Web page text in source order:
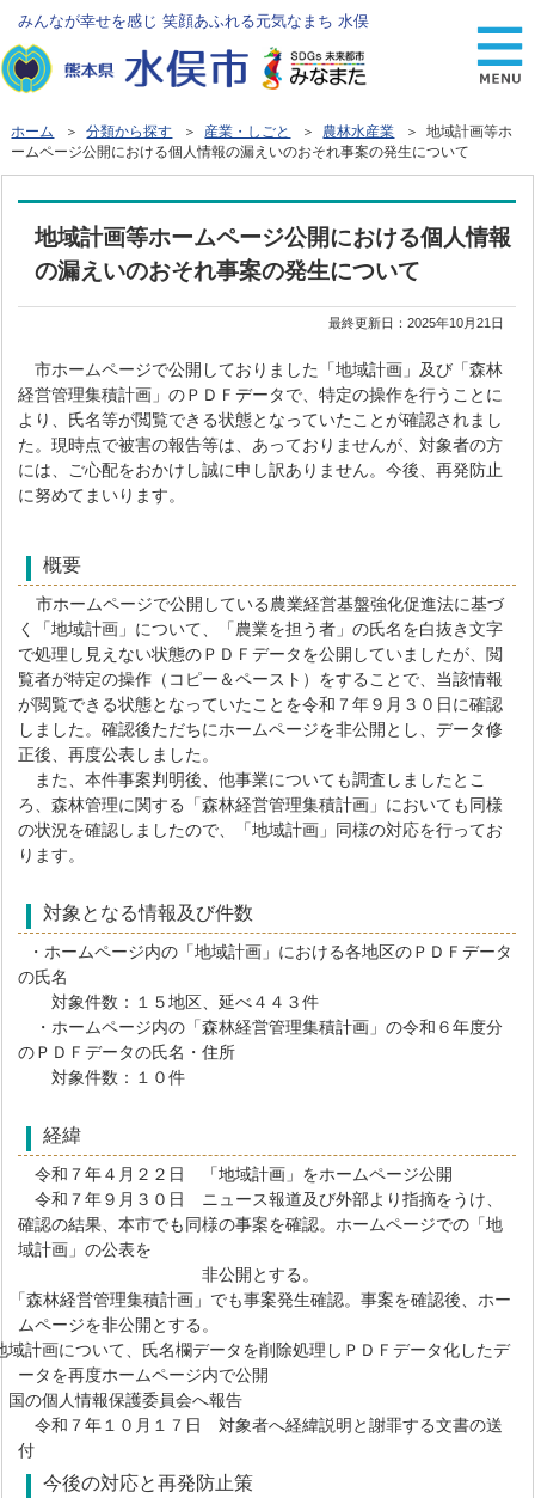
みんなが幸せを感じ 笑顔あふれる元気なまち 水俣
ホーム ＞分類から探す ＞ 産業・しごと ＞ 農林水産業 ＞ 地域計画等ホ
ームページ公開における個人情報の漏えいのおそれ事案の発生について
地域計画等ホームページ公開における個人情報
の漏えいのおそれ事案の発生について
最終更新日：2025年10月21日
市ホームページで公開しておりました「地域計画」及び「森林
経営管理集積計画」のＰＤＦデータで、特定の操作を行うことに
より、氏名等が閲覧できる状態となっていたことが確認されまし
た。現時点で被害の報告等は、あっておりませんが、対象者の方
には、ご心配をおかけし誠に申し訳ありません。今後、再発防止
に努めてまいります。
概要
市ホームページで公開している農業経営基盤強化促進法に基づ
く「地域計画」について、「農業を担う者」の氏名を白抜き文字
で処理し見えない状態のＰＤＦデータを公開していましたが、閲
覧者が特定の操作（コピー＆ペースト）をすることで、当該情報
が閲覧できる状態となっていたことを令和７年９月３０日に確認
しました。確認後ただちにホームページを非公開とし、データ修
正後、再度公表しました。
また、本件事案判明後、他事業についても調査しましたとこ
ろ、森林管理に関する「森林経営管理集積計画」においても同様
の状況を確認しましたので、「地域計画」同様の対応を行ってお
ります。
対象となる情報及び件数
・ホームページ内の「地域計画」における各地区のＰＤＦデータ
の氏名
対象件数：１５地区、延べ４４３件
・ホームページ内の「森林経営管理集積計画」の令和６年度分
のＰＤＦデータの氏名・住所
対象件数：１０件
経緯
令和７年４月２２日 「地域計画」をホームページ公開
令和７年９月３０日 ニュース報道及び外部より指摘をうけ、
確認の結果、本市でも同様の事案を確認。ホームページでの「地
域計画」の公表を
非公開とする。
林経営管理集積計画」でも事案発生確認。事案を確認後、ホー
ムページを非公開とする。
画について、氏名欄データを削除処理しＰＤＦデータ化したデ
ータを再度ホームページ内で公開
の個人情報保護委員会へ報告
令和７年１０月１７日 対象者へ経緯説明と謝罪する文書の送
付
今後の対応と再発防止策